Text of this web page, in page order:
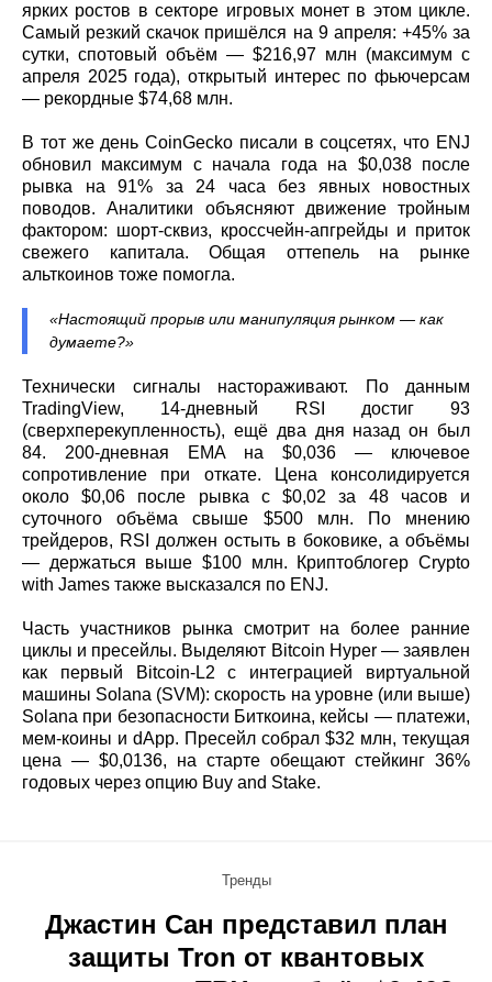
ярких ростов в секторе игровых монет в этом цикле.
Самый резкий скачок пришёлся на 9 апреля: +45% за
сутки, спотовый объём — $216,97 млн (максимум с
апреля 2025 года), открытый интерес по фьючерсам
— рекордные $74,68 млн.
В тот же день CoinGecko писали в соцсетях, что ENJ
обновил максимум с начала года на $0,038 после
рывка на 91% за 24 часа без явных новостных
поводов. Аналитики объясняют движение тройным
фактором: шорт-сквиз, кроссчейн-апгрейды и приток
свежего капитала. Общая оттепель на рынке
альткоинов тоже помогла.
«Настоящий прорыв или манипуляция рынком — как
думаете?»
Технически сигналы настораживают. По данным
TradingView, 14‑дневный RSI достиг 93
(сверхперекупленность), ещё два дня назад он был
84. 200‑дневная EMA на $0,036 — ключевое
сопротивление при откате. Цена консолидируется
около $0,06 после рывка с $0,02 за 48 часов и
суточного объёма свыше $500 млн. По мнению
трейдеров, RSI должен остыть в боковике, а объёмы
— держаться выше $100 млн. Криптоблогер Crypto
with James также высказался по ENJ.
Часть участников рынка смотрит на более ранние
циклы и пресейлы. Выделяют Bitcoin Hyper — заявлен
как первый Bitcoin‑L2 с интеграцией виртуальной
машины Solana (SVM): скорость на уровне (или выше)
Solana при безопасности Биткоина, кейсы — платежи,
мем‑коины и dApp. Пресейл собрал $32 млн, текущая
цена — $0,0136, на старте обещают стейкинг 36%
годовых через опцию Buy and Stake.
Тренды
Джастин Сан представил план
защиты Tron от квантовых